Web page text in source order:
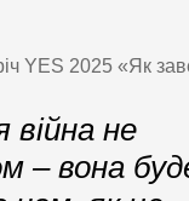
YES 2025 «Як
не
– вона